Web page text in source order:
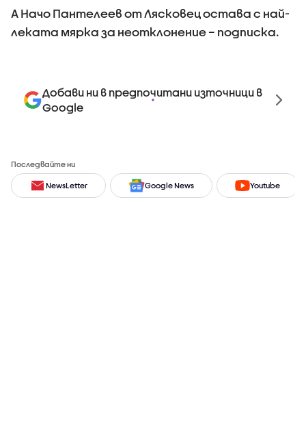
А Начо Пантелеев от Лясковец остава с най-
леката мярка за неотклонение – подписка.
Добави ни в предпочитани източници в
Google
Последвайте ни
NewsLetter Google News Youtube